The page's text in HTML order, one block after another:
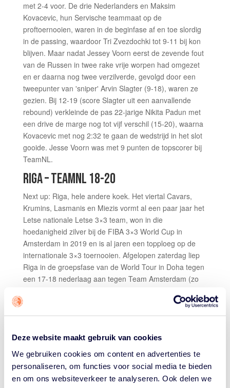
Deze website maakt gebruik van cookies
We gebruiken cookies om content en advertenties te
personaliseren, om functies voor social media te bieden
en om ons websiteverkeer te analyseren. Ook delen we
met 2-4 voor. De drie Nederlanders en Maksim
Kovacevic, hun Servische teammaat op de
proftoernooien, waren in de beginfase af en toe slordig
in de passing, waardoor Tri Zvezdochki tot 9-11 bij kon
blijven. Maar nadat Jessey Voorn eerst de zevende fout
van de Russen in twee rake vrije worpen had omgezet
en er daarna nog twee verzilverde, gevolgd door een
tweepunter van 'sniper' Arvin Slagter (9-18), waren ze
gezien. Bij 12-19 (score Slagter uit een aanvallende
rebound) verkleinde de pas 22-jarige Nikita Padun met
een drive de marge nog tot vijf verschil (15-20), waarna
Kovacevic met nog 2:32 te gaan de wedstrijd in het slot
gooide. Jesse Voorn was met 9 punten de topscorer bij
TeamNL.
RIGA – TEAMNL 18-20
Next up: Riga, hele andere koek. Het viertal Cavars,
Krumins, Lasmanis en Miezis vormt al een paar jaar het
Letse nationale Letse 3×3 team, won in die
hoedanigheid zilver bij de FIBA 3×3 World Cup in
Amsterdam in 2019 en is al jaren een topploeg op de
internationale 3×3 toernooien. Afgelopen zaterdag liep
Riga in de groepsfase van de World Tour in Doha tegen
een 17-18 nederlaag aan tegen Team Amsterdam (zo
dus vol revanchegevoelens. Het begin was voor de
Letten die via een tweepunter van de jarige Nauris
de Nederlandse schoten te vallen en werd ook de optie
'Bekkering inside' met regelmaat succesvol gezocht.
Kovacevic maakte er met twee rake vrije worpen 8-8
van, waarna de twee teams de rest van het duel aan
elkaar gewaagd waren. Zoals bij het fysieke spel van